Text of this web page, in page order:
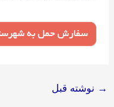
→ نوشته قبل